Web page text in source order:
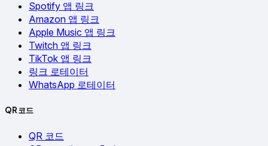
Spotify 앱 링크
Amazon 앱 링크
Apple Music 앱 링크
Twitch 앱 링크
TikTok 앱 링크
링크 로테이터
WhatsApp 로테이터
QR 코드
QR 코드